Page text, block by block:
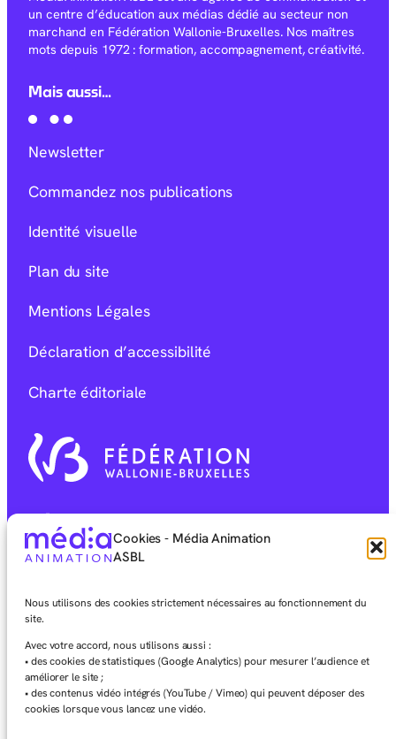
Cookies - Média Animation
ASBL
Nous utilisons des cookies strictement nécessaires au fonctionnement du
site.
Avec votre accord, nous utilisons aussi :
• des cookies de statistiques (Google Analytics) pour mesurer l’audience et
améliorer le site ;
• des contenus vidéo intégrés (YouTube / Vimeo) qui peuvent déposer des
cookies lorsque vous lancez une vidéo.
un centre d’éducation aux médias dédié au secteur non
marchand en Fédération Wallonie-Bruxelles. Nos maîtres
mots depuis 1972 : formation, accompagnement, créativité.
Mais aussi…
Newsletter
Commandez nos publications
Identité visuelle
Plan du site
Mentions Légales
Déclaration d’accessibilité
Charte éditoriale
FacebookInstagramLinkedInVimeoYoutubeMixcloud
Site réalisé avec ♥ par nos équipes ·Envie de